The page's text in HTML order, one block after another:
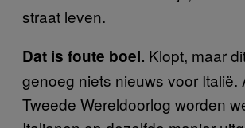
straat leven.
Dat is foute boel. Klopt, maar
genoeg niets nieuws voor Italië.
Tweede Wereldoorlog worden